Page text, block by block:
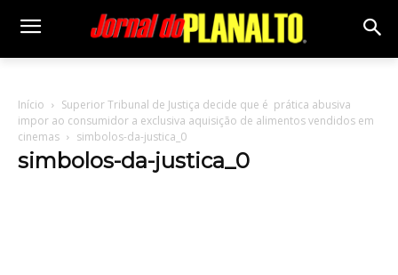
Início
Superior Tribunal de Justiça decide que é prática abusiva
impor ao consumidor a exclusiva aquisição de alimentos vendidos em
cinemas
simbolos-da-justica_0
simbolos-da-justica_0